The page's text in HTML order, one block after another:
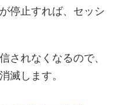
停止すれば、セッシ
されなくなるので、
滅します。